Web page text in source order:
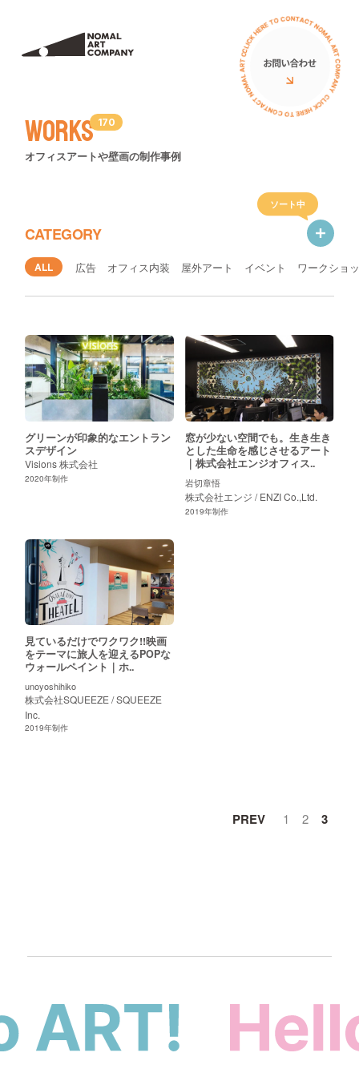
立体オブジェ
壁画広告
お客様の声
イベント
導入費用について
お問い合わせ
Works 170
オフィスアートや壁画の制作事例
CATEGORY
ALL 広告 オフィス内装 屋外アート イベント ワークショ
ソート中
アートの種類
ALL 壁画 立体 壁掛けアート ライブペインティング
スペース
ALL 執務エリア 食堂 エントランス 廊下 屋外
解決したい課題
ミッションやビジョンを浸透させたい
業種
ALL 鉄道 人材 金融
サイズ
ALL 10平米以下 11~25平米
地域
グリーンが印象的なエントラン
スデザイン
Visions 株式会社
2020年制作
窓が少ない空間でも。生き生き
とした生命を感じさせるアート
｜株式会社エンジオフィス..
岩切章悟
株式会社エンジ / ENZI Co.,Ltd.
2019年制作
見ているだけでワクワク!!映画
をテーマに旅人を迎えるPOPな
ウォールペイント｜ホ..
unoyoshihiko
株式会社SQUEEZE / SQUEEZE
Inc.
2019年制作
PREV 1 2 3